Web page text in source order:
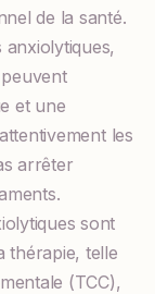
de la santé.
anxiolytiques,
et une
les
arrêter
sont
thérapie, telle
(TCC),